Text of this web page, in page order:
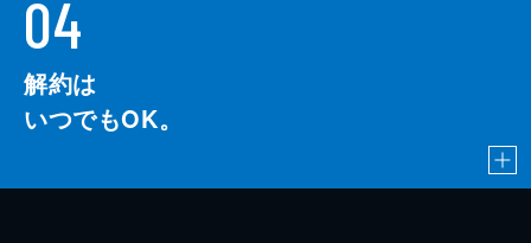
04
解約は
いつでもOK。